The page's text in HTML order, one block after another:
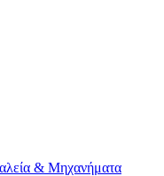
& Μηχανήματα